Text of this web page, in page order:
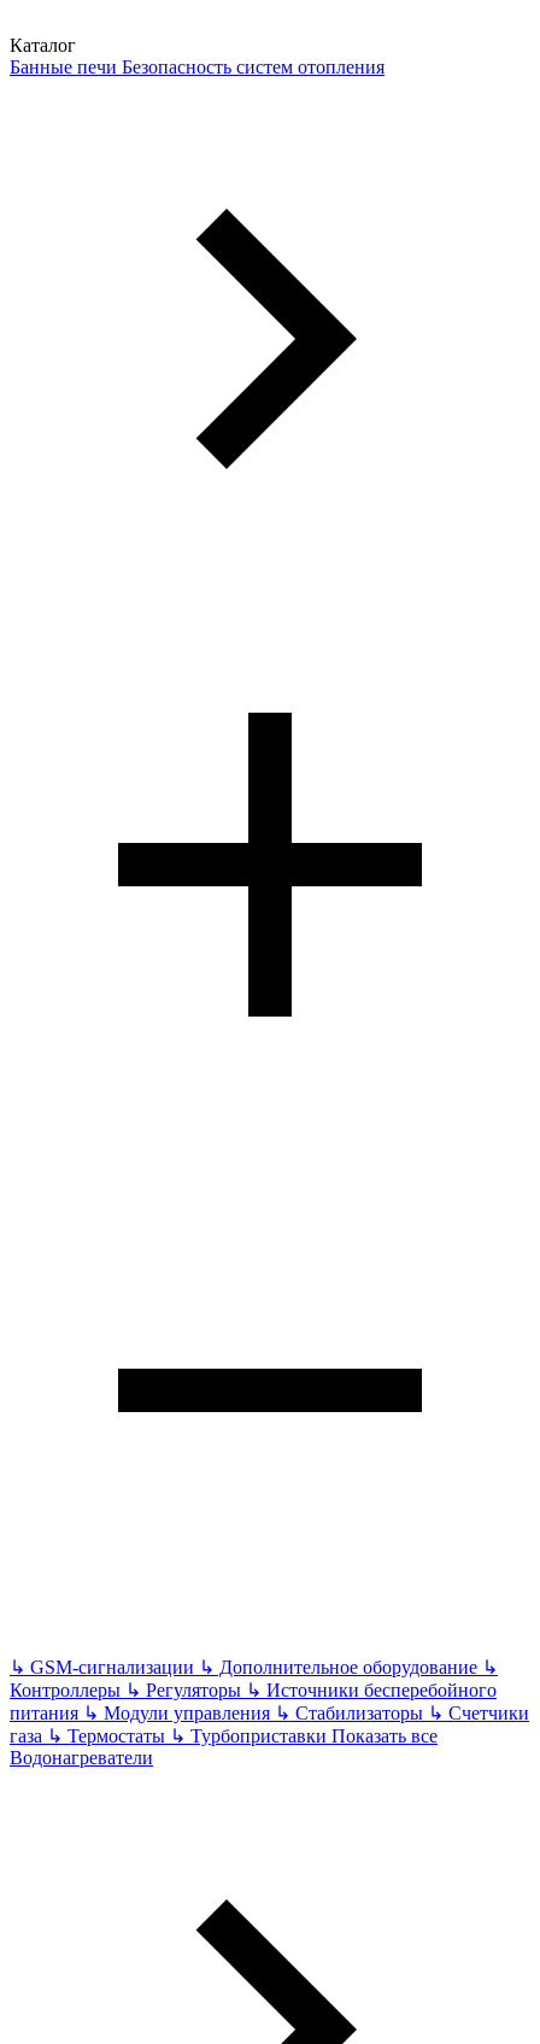
Каталог
Банные печи Безопасность систем отопления
↳ GSM-сигнализации ↳ Дополнительное оборудование ↳
Контроллеры ↳ Регуляторы ↳ Источники бесперебойного
питания ↳ Модули управления ↳ Стабилизаторы ↳ Счетчики
газа ↳ Термостаты ↳ Турбоприставки Показать все
Водонагреватели